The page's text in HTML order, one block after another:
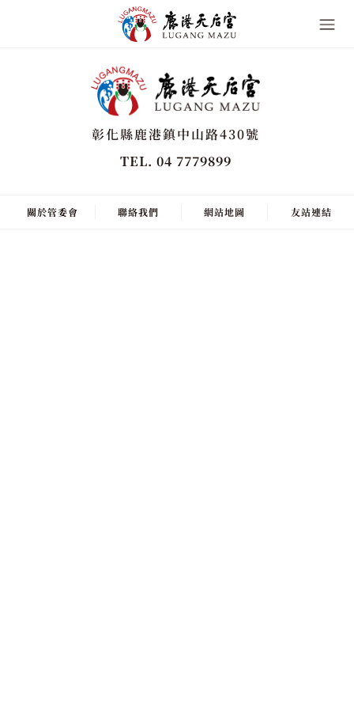
彰化縣鹿港鎮中山路430號
TEL. 04 7779899
關於管委會 聯絡我們 網站地圖 友站連結